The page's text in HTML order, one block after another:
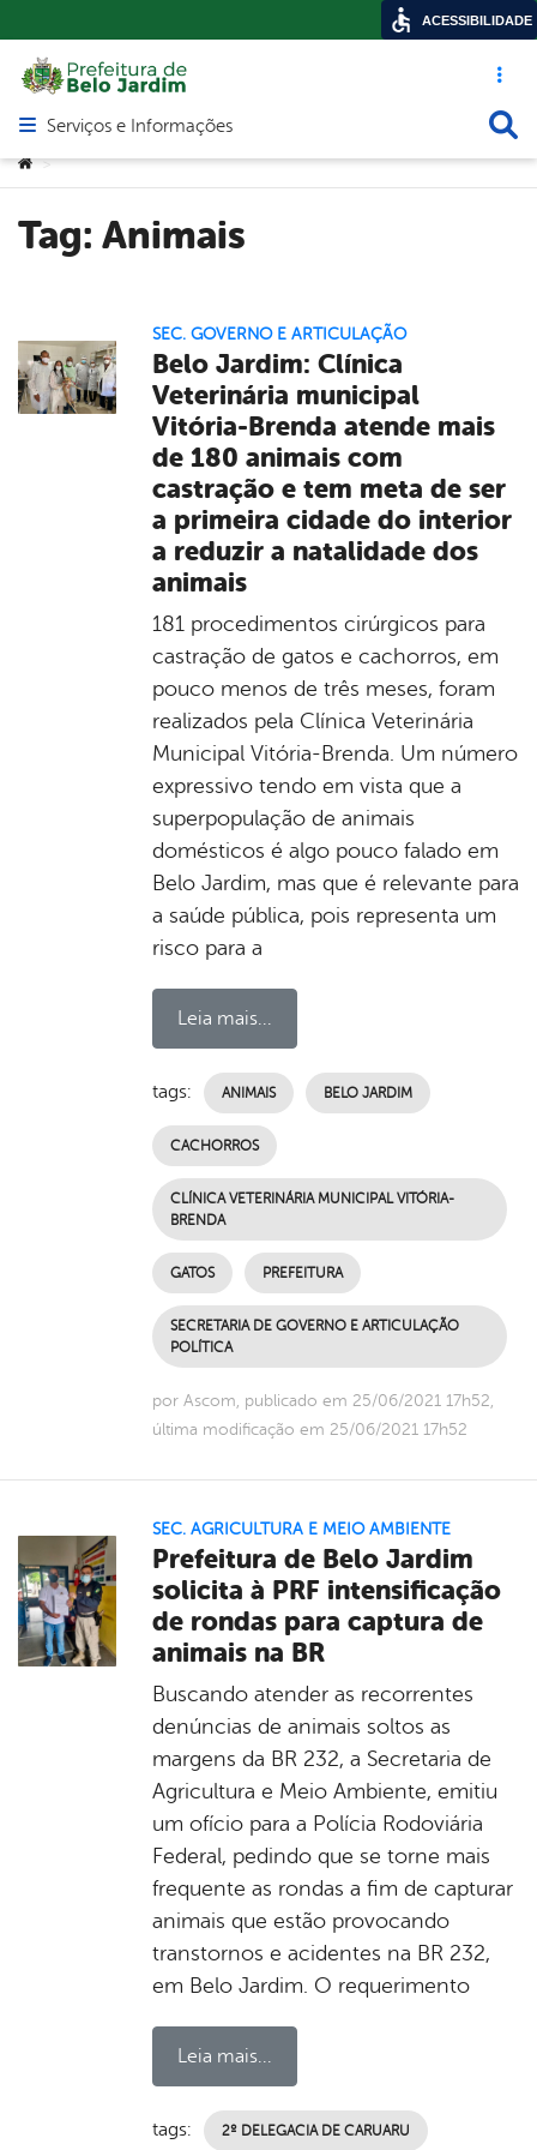
Acesso
Abrir menu principal de navegação
Serviços e Informações
Você está aqui:
>
Tag: Animais
SEC. GOVERNO E ARTICULAÇÃO
Belo Jardim: Clínica
Veterinária municipal
Vitória-Brenda atende mais
de 180 animais com
castração e tem meta de ser
a primeira cidade do interior
a reduzir a natalidade dos
animais
181 procedimentos cirúrgicos para
castração de gatos e cachorros, em
pouco menos de três meses, foram
realizados pela Clínica Veterinária
Municipal Vitória-Brenda. Um número
expressivo tendo em vista que a
superpopulação de animais
domésticos é algo pouco falado em
Belo Jardim, mas que é relevante para
a saúde pública, pois representa um
risco para a
Leia mais...
tags: ANIMAIS BELO JARDIM
CACHORROS
CLÍNICA VETERINÁRIA MUNICIPAL VITÓRIA-
BRENDA
GATOS PREFEITURA
SECRETARIA DE GOVERNO E ARTICULAÇÃO
POLÍTICA
por Ascom, publicado em 25/06/2021 17h52,
última modificação em 25/06/2021 17h52
SEC. AGRICULTURA E MEIO AMBIENTE
Prefeitura de Belo Jardim
solicita à PRF intensificação
de rondas para captura de
animais na BR
Buscando atender as recorrentes
denúncias de animais soltos as
margens da BR 232, a Secretaria de
Agricultura e Meio Ambiente, emitiu
um ofício para a Polícia Rodoviária
Federal, pedindo que se torne mais
frequente as rondas a fim de capturar
animais que estão provocando
transtornos e acidentes na BR 232,
em Belo Jardim. O requerimento
Leia mais...
tags: 2º DELEGACIA DE CARUARU
ACESSIBILIDADE